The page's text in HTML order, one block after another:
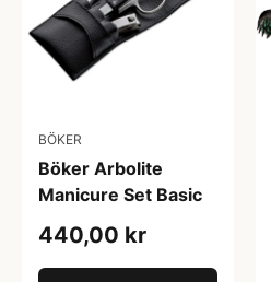
BÖKER
Böker Arbolite
Manicure Set Basic
440,00 kr